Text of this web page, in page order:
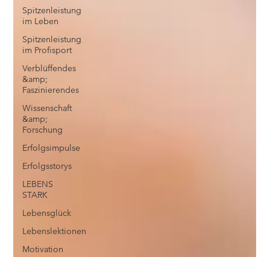
Spitzenleistung
im Leben
Spitzenleistung
im Profisport
Verblüffendes
&amp;
Faszinierendes
Wissenschaft
&amp;
Forschung
Erfolgsimpulse
Erfolgsstorys
LEBENS
STARK
Lebensglück
Lebenslektionen
Motivation